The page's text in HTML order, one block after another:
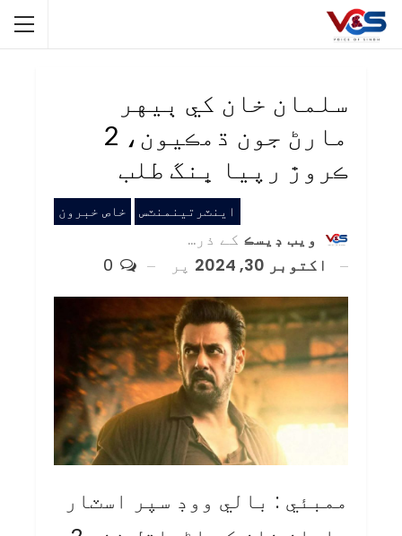
سلمان خان کي ٻيهر
مارڻ جون ڌمڪيون، 2
ڪروڙ رپيا ڀنگ طلب
اينٽرتينمنٽس خاص خبرون
ويب ڊيسڪ کے ذریعہ
اکتوبر 30, 2024
پر
ممبئي : بالي ووڊ سپر اسٽار